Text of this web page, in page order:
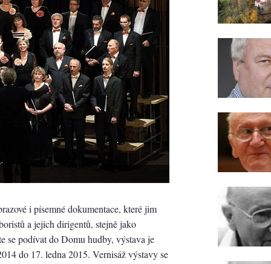
i písemné dokumentace, které jim
a jejich dirigentů, stejně jako
se podívat do Domu hudby, výstava je
do 17. ledna 2015. Vernisáž výstavy se